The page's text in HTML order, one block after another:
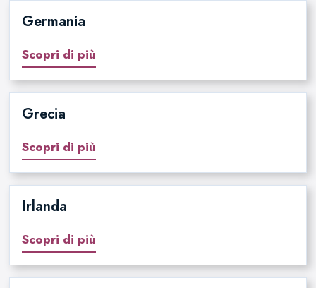
Germania
Scopri di più
Grecia
Scopri di più
Irlanda
Scopri di più